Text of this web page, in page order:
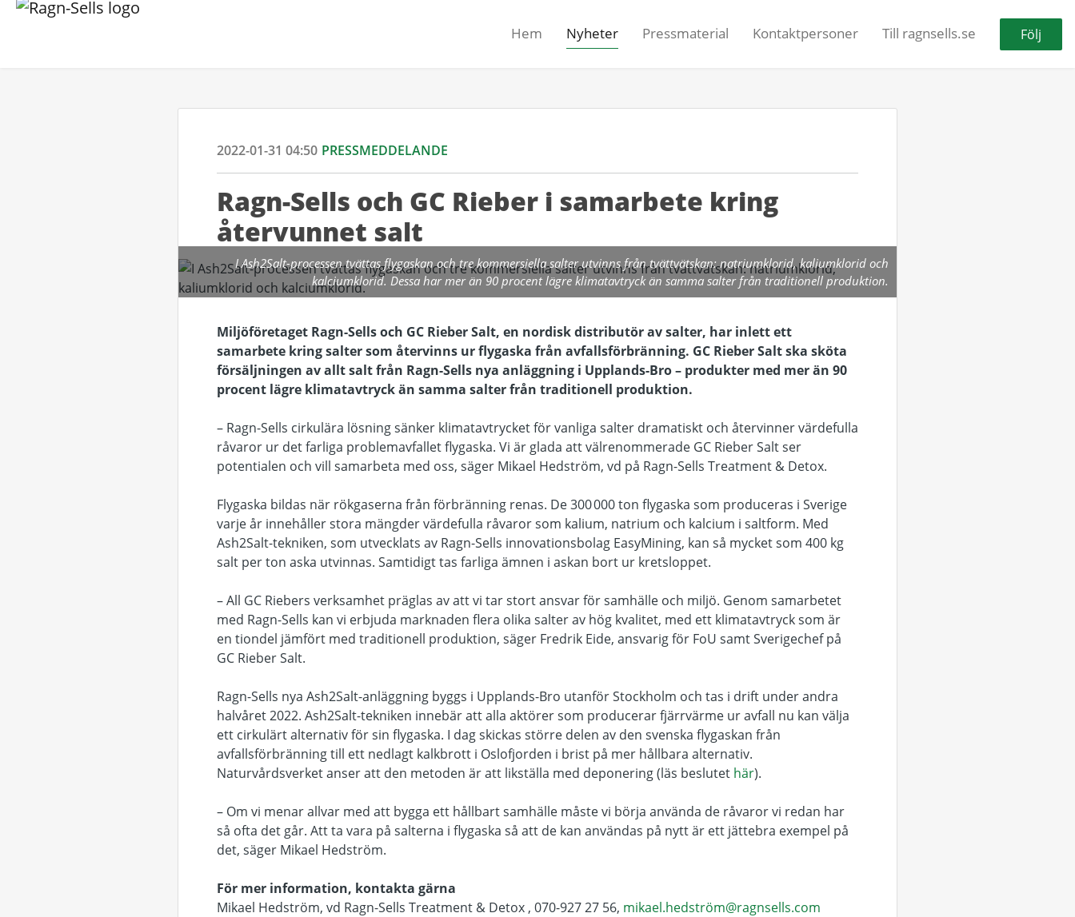
Hem Nyheter Pressmaterial Kontaktpersoner Till ragnsells.se Följ
2022-01-31 04:50 PRESSMEDDELANDE
Ragn-Sells och GC Rieber i samarbete kring
återvunnet salt
I Ash2Salt-processen tvättas flygaskan och tre kommersiella salter utvinns från tvättvätskan: natriumklorid, kaliumklorid och
kalciumklorid. Dessa har mer än 90 procent lägre klimatavtryck än samma salter från traditionell produktion.
Miljöföretaget Ragn-Sells och GC Rieber Salt, en nordisk distributör av salter, har inlett ett
samarbete kring salter som återvinns urflygaska från avfallsförbränning. GC Rieber Salt ska sköta
försäljningen av allt salt från Ragn-Sells nya anläggning i Upplands-Bro – produkter med mer än 90
procent lägre klimatavtryck än samma salter från traditionell produktion.
– Ragn-Sells cirkulära lösning sänker klimatavtrycket för vanliga salter dramatiskt och återvinner värdefulla
råvaror ur det farliga problemavfallet flygaska. Vi är glada att välrenommerade GC Rieber Salt ser
potentialen och vill samarbeta med oss, säger Mikael Hedström, vd på Ragn-Sells Treatment & Detox.
Flygaska bildas när rökgaserna från förbränning renas. De 300 000 ton flygaska som produceras i Sverige
varje år innehåller stora mängder värdefulla råvaror som kalium, natrium och kalcium i saltform. Med
Ash2Salt-tekniken, som utvecklats av Ragn-Sells innovationsbolag EasyMining, kan så mycket som 400 kg
salt per ton aska utvinnas. Samtidigt tas farliga ämnen i askan bort ur kretsloppet.
– All GC Riebers verksamhet präglas av att vi tar stort ansvar för samhälle och miljö. Genom samarbetet
med Ragn-Sells kan vi erbjuda marknaden flera olika salter av hög kvalitet, med ett klimatavtryck som är
en tiondel jämfört med traditionell produktion, säger Fredrik Eide, ansvarig för FoU samt Sverigechef på
GC Rieber Salt.
Ragn-Sells nya Ash2Salt-anläggning byggs i Upplands-Bro utanför Stockholm och tas i drift under andra
halvåret 2022. Ash2Salt-tekniken innebär att alla aktörer som producerar fjärrvärme ur avfall nu kan välja
ett cirkulärt alternativ för sin flygaska. I dag skickas större delen av den svenska flygaskan från
avfallsförbränning till ett nedlagt kalkbrott i Oslofjorden i brist på mer hållbara alternativ.
Naturvårdsverket anser att den metoden är att likställa med deponering (läs beslutet här).
– Om vi menar allvar med att bygga ett hållbart samhälle måste vi börja använda de råvaror vi redan har
så ofta det går. Att ta vara på salterna i flygaska så att de kan användas på nytt är ett jättebra exempel på
det, säger Mikael Hedström.
För mer information, kontakta gärna
Mikael Hedström, vd Ragn-Sells Treatment & Detox , 070-927 27 56, mikael.hedström@ragnsells.com